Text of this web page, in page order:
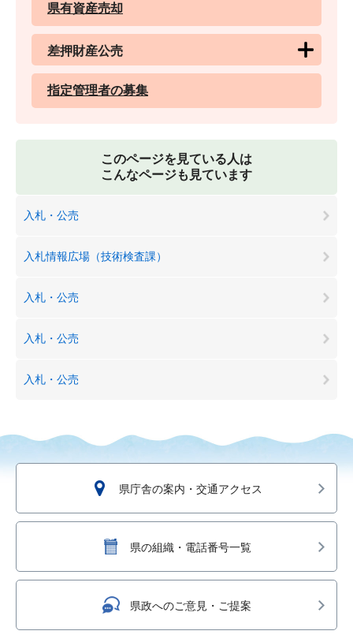
県有資産売却
差押財産公売
指定管理者の募集
このページを見ている人は
こんなページも見ています
入札・公売
入札情報広場（技術検査課）
入札・公売
入札・公売
入札・公売
県庁舎の案内・交通アクセス
県の組織・電話番号一覧
県政へのご意見・ご提案